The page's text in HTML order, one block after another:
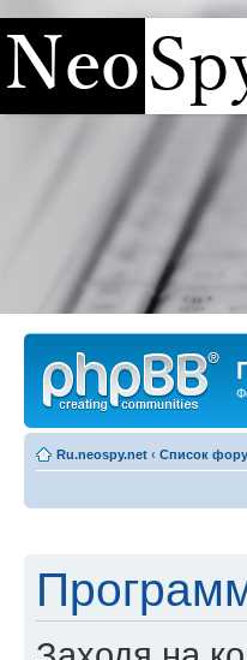
Программа
Ru.neospy.net ‹ Список